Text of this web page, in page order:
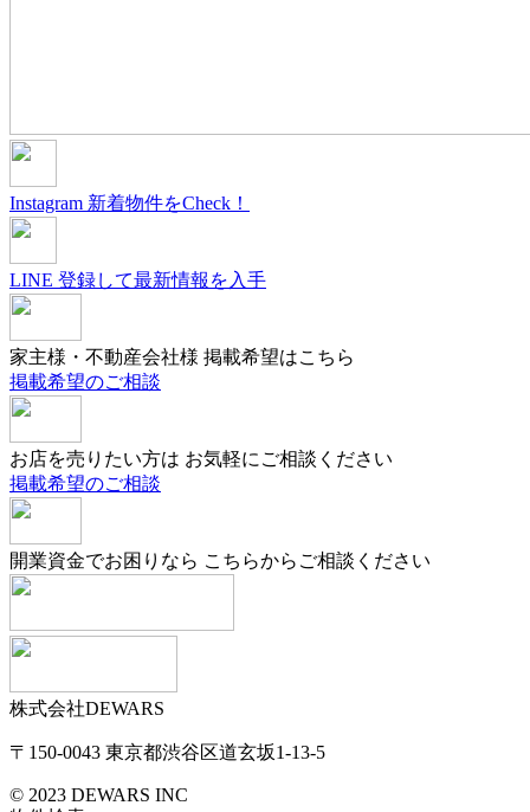
Instagram 新着物件をCheck！
LINE 登録して最新情報を入手
家主様・不動産会社様 掲載希望はこちら
掲載希望のご相談
お店を売りたい方は お気軽にご相談ください
掲載希望のご相談
開業資金でお困りなら こちらからご相談ください
株式会社DEWARS
〒150-0043 東京都渋谷区道玄坂1-13-5
© 2023 DEWARS INC